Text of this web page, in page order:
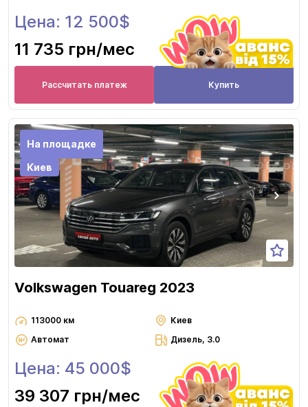
Цена: 12 500$
11 735 грн/мес
Рассчитать платеж Купить
На площадке
Киев
Volkswagen Touareg 2023
113000 км
Киев
Автомат
Дизель, 3.0
Цена: 45 000$
39 307 грн/мес